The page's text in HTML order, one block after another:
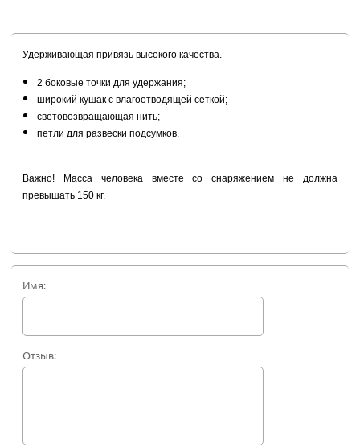
Удерживающая привязь высокого качества.
2 боковые точки для удержания;
широкий кушак с влагоотводящей сеткой;
световозвращающая нить;
петли для развески подсумков.
Важно! Масса человека вместе со снаряжением не должна
превышать 150 кг.
Имя:
Отзыв: